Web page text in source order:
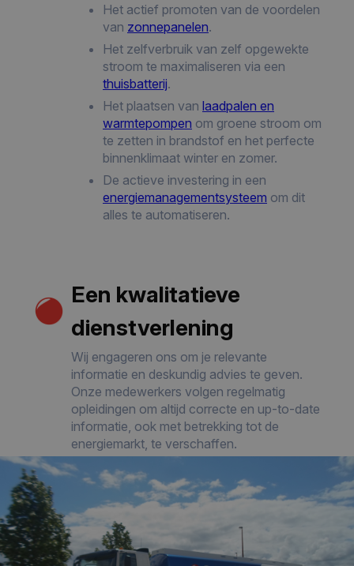
Het actief promoten van de voordelen
van zonnepanelen.
Het zelfverbruik van zelf opgewekte
stroom te maximaliseren via een
thuisbatterij.
Het plaatsen van laadpalen en
warmtepompen om groene stroom om
te zetten in brandstof en het perfecte
binnenklimaat winter en zomer.
De actieve investering in een
energiemanagementsysteem om dit
alles te automatiseren.
Een kwalitatieve
dienstverlening
Wij engageren ons om je relevante
informatie en deskundig advies te geven.
Onze medewerkers volgen regelmatig
opleidingen om altijd correcte en up-to-date
informatie, ook met betrekking tot de
energiemarkt, te verschaffen.